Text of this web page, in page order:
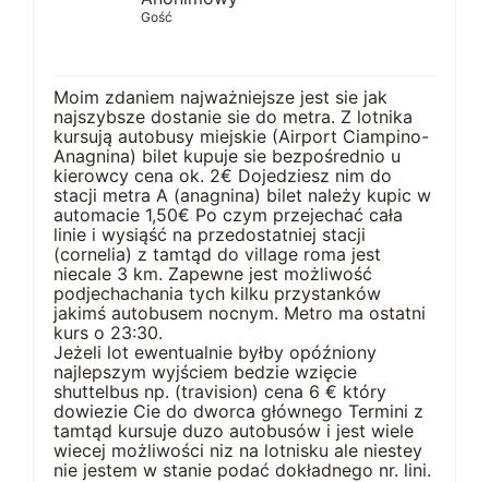
Gość
Moim zdaniem najważniejsze jest sie jak
najszybsze dostanie sie do metra. Z lotnika
kursują autobusy miejskie (Airport Ciampino-
Anagnina) bilet kupuje sie bezpośrednio u
kierowcy cena ok. 2€ Dojedziesz nim do
stacji metra A (anagnina) bilet należy kupic w
automacie 1,50€ Po czym przejechać cała
linie i wysiąść na przedostatniej stacji
(cornelia) z tamtąd do village roma jest
niecale 3 km. Zapewne jest możliwość
podjechachania tych kilku przystanków
jakimś autobusem nocnym. Metro ma ostatni
kurs o 23:30.
Jeżeli lot ewentualnie byłby opóźniony
najlepszym wyjściem bedzie wzięcie
shuttelbus np. (travision) cena 6 € który
dowiezie Cie do dworca głównego Termini z
tamtąd kursuje duzo autobusów i jest wiele
wiecej możliwości niz na lotnisku ale niestey
nie jestem w stanie podać dokładnego nr. lini.